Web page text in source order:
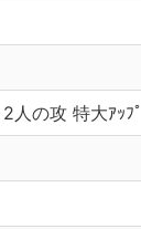
人の攻 特大ｱｯﾌﾟ